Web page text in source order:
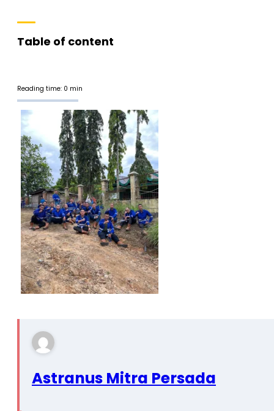
Table of content
Reading time: 0 min
Astranus Mitra Persada